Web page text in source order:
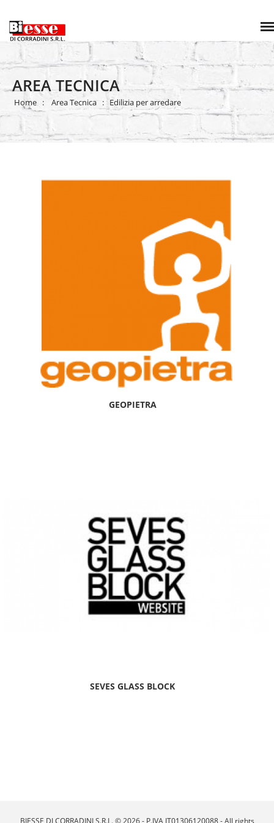
AREA TECNICA
Home Area Tecnica Edilizia per arredare
GEOPIETRA
SEVES GLASS BLOCK
BIESSE DI CORRADINI S.R.L. © 2026 - P.IVA IT01306120088 - All rights